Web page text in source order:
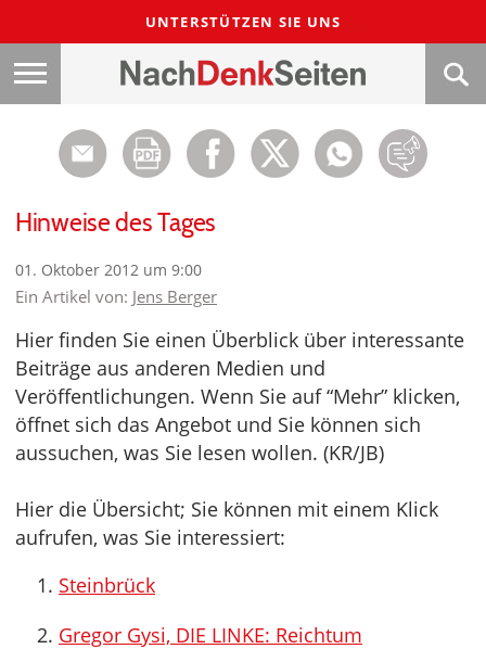
UNTERSTÜTZEN SIE UNS
Hinweise des Tages
01. Oktober 2012 um 9:00
Ein Artikel von: Jens Berger
Hier finden Sie einen Überblick über interessante
Beiträge aus anderen Medien und
Veröffentlichungen. Wenn Sie auf “Mehr” klicken,
öffnet sich das Angebot und Sie können sich
aussuchen, was Sie lesen wollen. (KR/JB)
Hier die Übersicht; Sie können mit einem Klick
aufrufen, was Sie interessiert:
Steinbrück
Gregor Gysi, DIE LINKE: Reichtum